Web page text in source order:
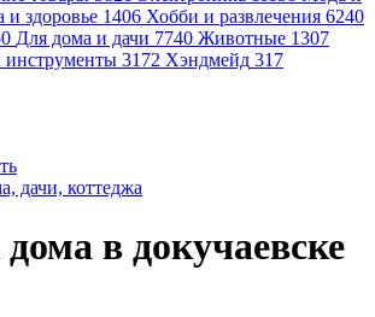
и здоровье 1406 Хобби и развлечения 6240
Для дома и дачи 7740 Животные 1307
инструменты 3172 Хэндмейд 317
дачи, коттеджа
в докучаевске